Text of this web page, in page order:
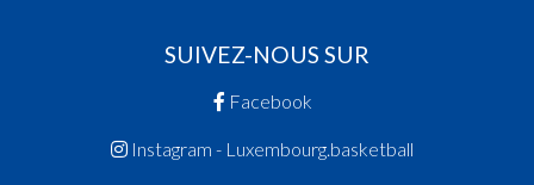
SUIVEZ-NOUS SUR
Facebook
Instagram - Luxembourg.basketball